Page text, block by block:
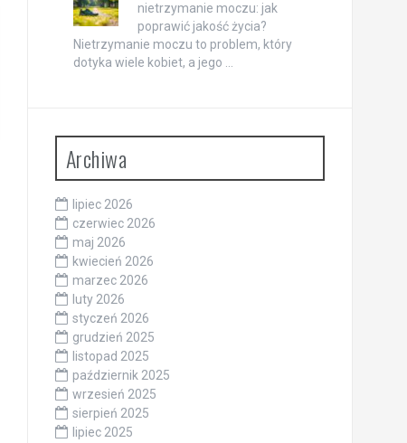
nietrzymanie moczu: jak
poprawić jakość życia?
Nietrzymanie moczu to problem, który
dotyka wiele kobiet, a jego …
Archiwa
lipiec 2026
czerwiec 2026
maj 2026
kwiecień 2026
marzec 2026
luty 2026
styczeń 2026
grudzień 2025
listopad 2025
październik 2025
wrzesień 2025
sierpień 2025
lipiec 2025